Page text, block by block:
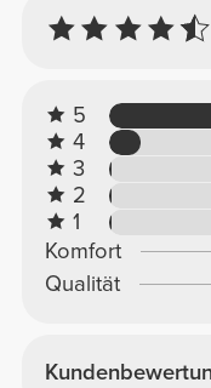
5
4
3
2
1
Komfort
Qualität